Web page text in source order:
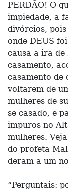
PERDÃO! O
impiedade, a
divórcios, pois
onde DEUS
causa a ira de
casamento,
casamento de
voltarem de
mulheres de
se casado, e
impuros no
mulheres.
do profeta
deram a um
“Perguntais: